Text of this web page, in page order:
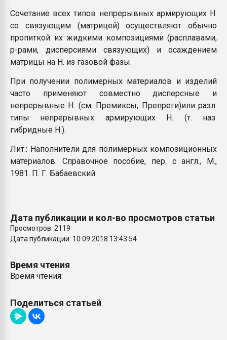
Сочетание всех типов непрерывных армирующих Н.
со связующим (матрицей) осуществляют обычно
пропиткой их жидкими композициями (расплавами,
р-рами, дисперсиями связующих) и осаждением
матрицы на Н. из газовой фазы.
При получении полимерных материалов и изделий
часто применяют совместно дисперсные и
непрерывные Н. (см. Премиксы, Препреги)или разл.
типы непрерывных армирующих Н. (т. наз.
гибридные Н.).
Лит.: Наполнители для полимерных композиционных
материалов. Справочное пособие, пер. с англ., М.,
1981. П. Г. Бабаевский
Дата публикации и кол-во просмотров статьи
Просмотров: 2119
Дата публикации: 10.09.2018 13:43:54
Время чтения
Время чтения:
Поделиться статьей